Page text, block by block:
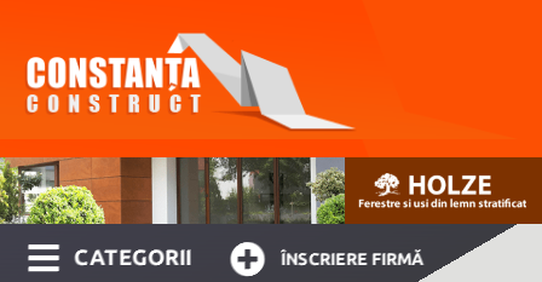
CATEGORII ÎNSCRIERE FIRMĂ